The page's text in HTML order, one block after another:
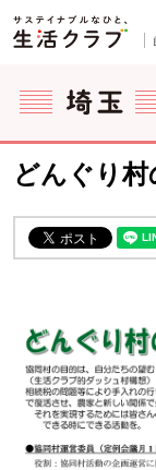
ページの先頭です。
ここからサイト内
サイト内共通メニ
サイト内共通メニ
どんぐり